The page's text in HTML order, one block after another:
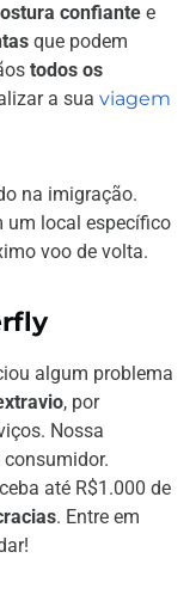
ostura confiante e
que podem
todos os
a sua viagem
na imigração.
um local específico
voo de volta.
algum problema
, por
Nossa
até R$1.000 de
. Entre em